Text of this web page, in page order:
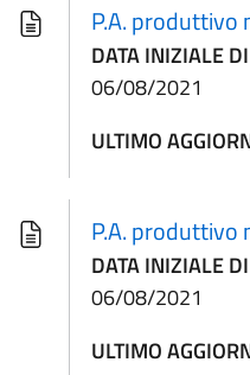
P.A. produttivo
DATA INIZIALE
06/08/2021
ULTIMO
P.A. produttivo
DATA INIZIALE
06/08/2021
ULTIMO